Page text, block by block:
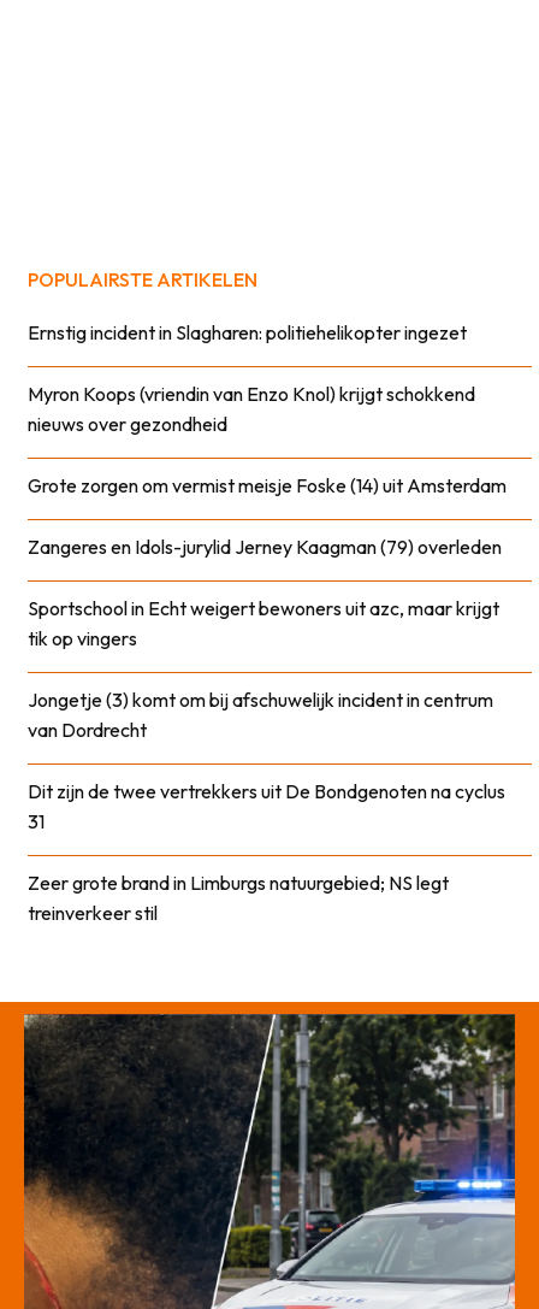
POPULAIRSTE ARTIKELEN
Ernstig incident in Slagharen: politiehelikopter ingezet
Myron Koops (vriendin van Enzo Knol) krijgt schokkend
nieuws over gezondheid
Grote zorgen om vermist meisje Foske (14) uit Amsterdam
Zangeres en Idols-jurylid Jerney Kaagman (79) overleden
Sportschool in Echt weigert bewoners uit azc, maar krijgt
tik op vingers
Jongetje (3) komt om bij afschuwelijk incident in centrum
van Dordrecht
Dit zijn de twee vertrekkers uit De Bondgenoten na cyclus
31
Zeer grote brand in Limburgs natuurgebied; NS legt
treinverkeer stil